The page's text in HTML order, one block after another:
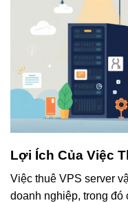
Lợi Ích Của Việc
Việc thuê VPS server
doanh nghiệp, trong